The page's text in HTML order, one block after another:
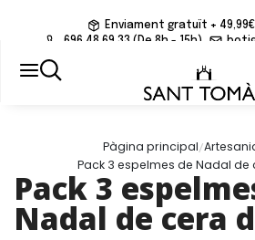
Enviament gratuït +
696 48 69 33 (De 8h - 15h)
Pàgina principal/
Pack 3 espelmes de Nadal
Pack 3
Nadal de cera